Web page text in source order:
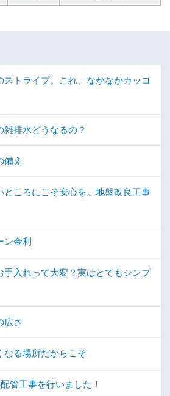
ストライプ。これ、なかなかカッコ
雑排水どうなるの？
備え
ところにこそ安心を。地盤改良工事
ン金利
手入れって大変？実はとてもシンプ
広さ
なる場所だからこそ
管工事を行いました！